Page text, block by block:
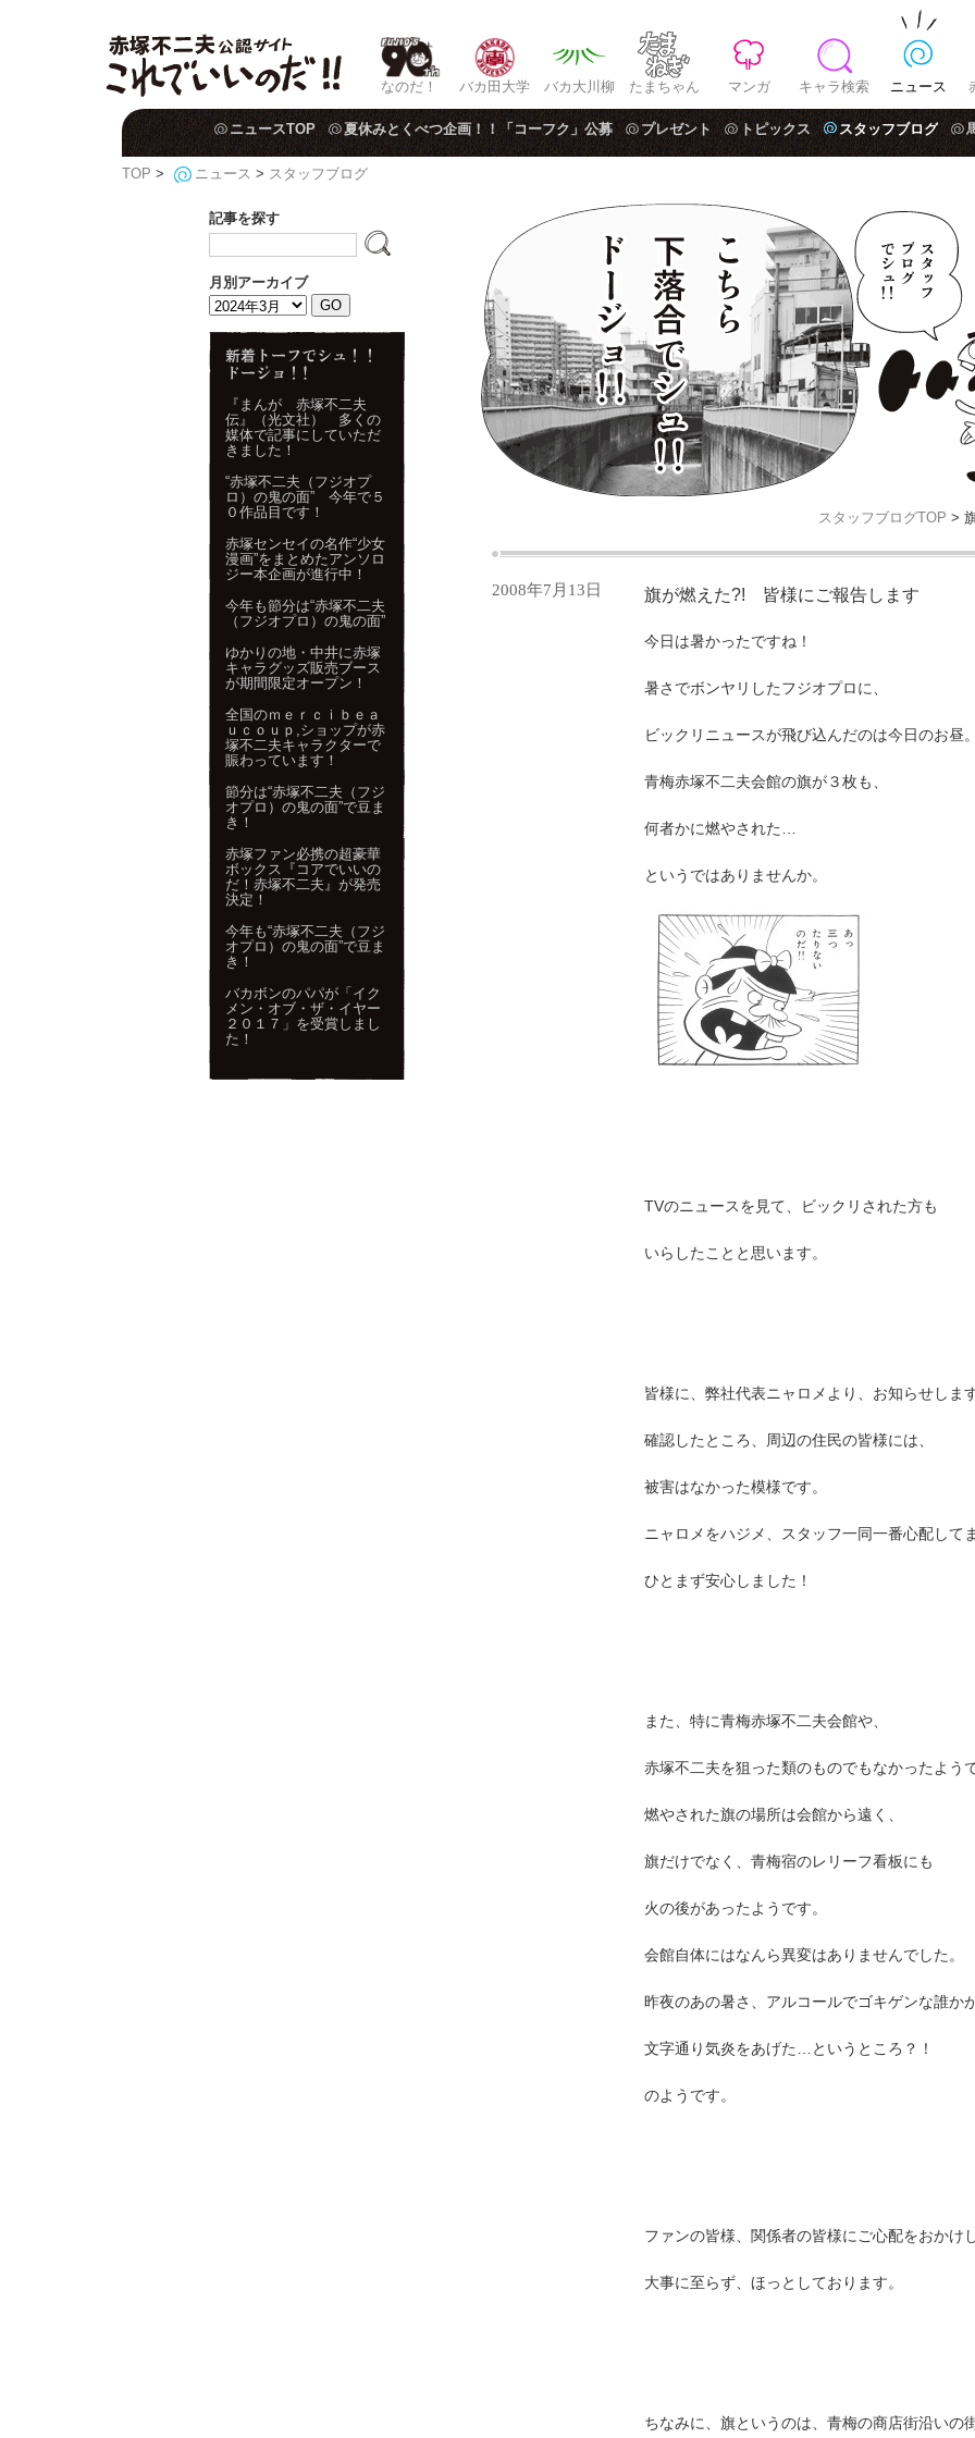
なのだ！ バカ田大学 バカ大川柳 たまちゃん マンガ キャラ検索 ニュース
ニュースTOP 夏休みとくべつ企画！！「コーフク」公募 プレゼント トピックス スタッフブログ
TOP > ニュース > スタッフブログ
スタッフブログTOP >
2008年7月13日 旗が燃えた?! 皆様にご報告します
今日は暑かったですね！
暑さでボンヤリしたフジオプロに、
ビックリニュースが飛び込んだのは今日のお昼。
青梅赤塚不二夫会館の旗が３枚も、
何者かに燃やされた…
というではありませんか。
TVのニュースを見て、ビックリされた方も
いらしたことと思います。
皆様に、弊社代表ニャロメより、お知らせします
確認したところ、周辺の住民の皆様には、
被害はなかった模様です。
ニャロメをハジメ、スタッフ一同一番心配して
ひとまず安心しました！
また、特に青梅赤塚不二夫会館や、
赤塚不二夫を狙った類のものでもなかったようで
燃やされた旗の場所は会館から遠く、
旗だけでなく、青梅宿のレリーフ看板にも
火の後があったようです。
会館自体にはなんら異変はありませんでした。
昨夜のあの暑さ、アルコールでゴキゲンな誰か
文字通り気炎をあげた…というところ？！
のようです。
ファンの皆様、関係者の皆様にご心配をおかけ
大事に至らず、ほっとしております。
ちなみに、旗というのは、青梅の商店街沿いの
記事を探す
月別アーカイブ
『まんが 赤塚不二夫
伝』（光文社） 多くの
媒体で記事にしていただ
きました！
“赤塚不二夫（フジオプ
ロ）の鬼の面” 今年で５
０作品目です！
赤塚センセイの名作“少女
漫画”をまとめたアンソロ
ジー本企画が進行中！
今年も節分は“赤塚不二夫
（フジオプロ）の鬼の面”
ゆかりの地・中井に赤塚
キャラグッズ販売ブース
が期間限定オープン！
全国のｍｅｒｃｉｂｅａ
ｕｃｏｕｐ,ショップが赤
塚不二夫キャラクターで
賑わっています！
節分は“赤塚不二夫（フジ
オプロ）の鬼の面”で豆ま
き！
赤塚ファン必携の超豪華
ボックス『コアでいいの
だ！赤塚不二夫』が発売
決定！
今年も“赤塚不二夫（フジ
オプロ）の鬼の面”で豆ま
き！
バカボンのパパが「イク
メン・オブ・ザ・イヤー
２０１７」を受賞しまし
た！